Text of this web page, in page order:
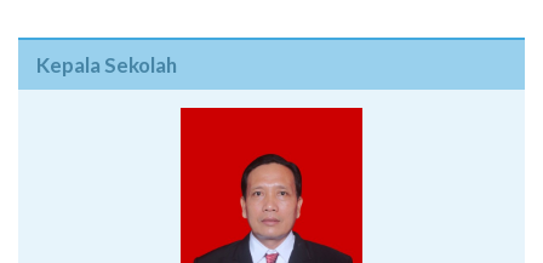
Kepala Sekolah